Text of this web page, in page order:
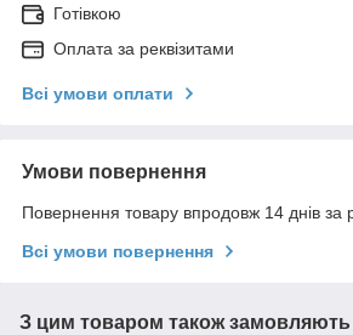
Готівкою
Оплата за реквізитами
Всі умови оплати
Умови повернення
Повернення товару впродовж 14 днів за
Всі умови повернення
З цим товаром також замовляють